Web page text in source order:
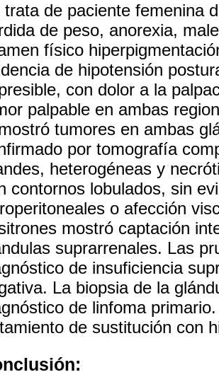
trata de paciente femenina
de peso, anorexia,
físico
de hipotensión
con dolor a la
palpable en ambas
tumores en ambas
por tomografía
heterogéneas y
contornos lobulados, sin
o afección
mostró captación
suprarrenales. Las
de insuficiencia
La biopsia de la
de linfoma
de sustitución con